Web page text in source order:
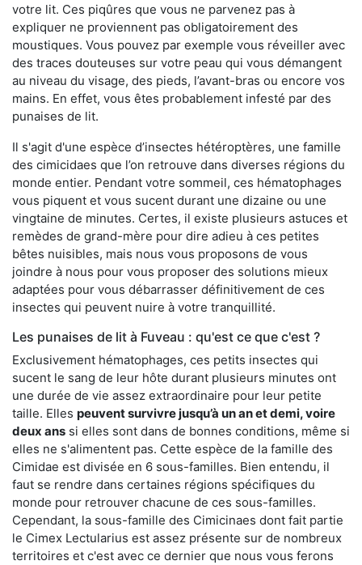
votre lit. Ces piqûres que vous ne parvenez pas à
expliquer ne proviennent pas obligatoirement des
moustiques. Vous pouvez par exemple vous réveiller avec
des traces douteuses sur votre peau qui vous démangent
au niveau du visage, des pieds, l’avant-bras ou encore vos
mains. En effet, vous êtes probablement infesté par des
punaises de lit.
Il s'agit d'une espèce d’insectes hétéroptères, une famille
des cimicidaes que l’on retrouve dans diverses régions du
monde entier. Pendant votre sommeil, ces hématophages
vous piquent et vous sucent durant une dizaine ou une
vingtaine de minutes. Certes, il existe plusieurs astuces et
remèdes de grand-mère pour dire adieu à ces petites
bêtes nuisibles, mais nous vous proposons de vous
joindre à nous pour vous proposer des solutions mieux
adaptées pour vous débarrasser définitivement de ces
insectes qui peuvent nuire à votre tranquillité.
Les punaises de lit à Fuveau : qu'est ce que c'est ?
Exclusivement hématophages, ces petits insectes qui
sucent le sang de leur hôte durant plusieurs minutes ont
une durée de vie assez extraordinaire pour leur petite
taille. Elles peuvent survivre jusqu’à un an et demi, voire
deux ans si elles sont dans de bonnes conditions, même si
elles ne s'alimentent pas. Cette espèce de la famille des
Cimidae est divisée en 6 sous-familles. Bien entendu, il
faut se rendre dans certaines régions spécifiques du
monde pour retrouver chacune de ces sous-familles.
Cependant, la sous-famille des Cimicinaes dont fait partie
le Cimex Lectularius est assez présente sur de nombreux
territoires et c'est avec ce dernier que nous vous ferons